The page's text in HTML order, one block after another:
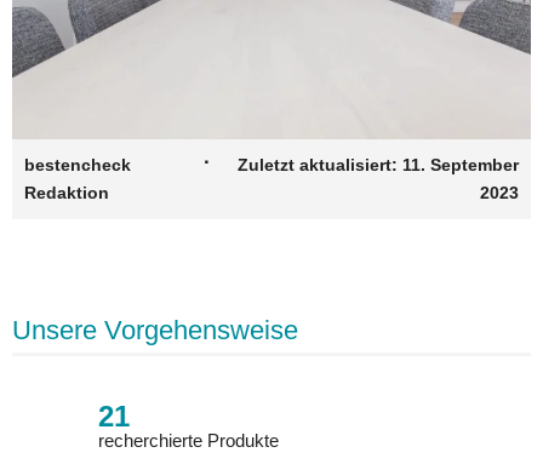
bestencheck
Redaktion
· Zuletzt aktualisiert: 11. September
2023
Unsere Vorgehensweise
21
recherchierte Produkte